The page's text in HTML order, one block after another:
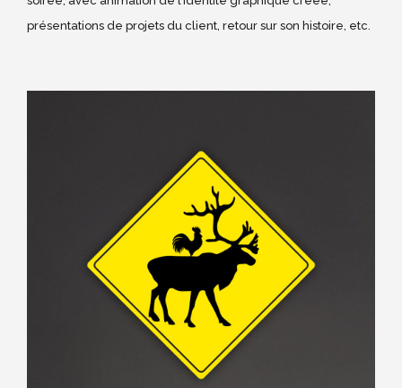
présentations de projets du client, retour sur son histoire, etc.